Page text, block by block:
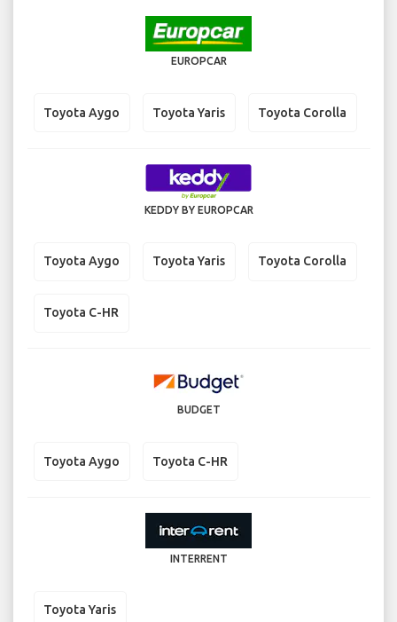
EUROPCAR
Toyota Aygo Toyota Yaris Toyota Corolla
KEDDY BY EUROPCAR
Toyota Aygo Toyota Yaris Toyota Corolla
Toyota C-HR
BUDGET
Toyota Aygo Toyota C-HR
INTERRENT
Toyota Yaris